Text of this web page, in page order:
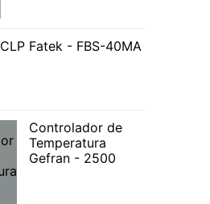
CLP Fatek - FBS-40MA
Controlador de
Temperatura
Gefran - 2500